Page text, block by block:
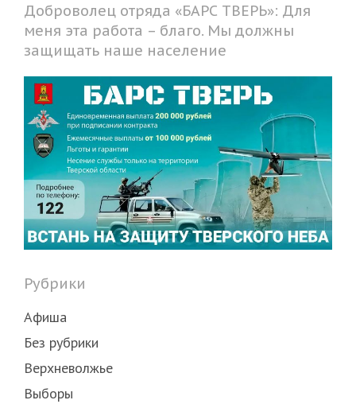
Доброволец отряда «БАРС ТВЕРЬ»: Для
меня эта работа – благо. Мы должны
защищать наше население
Рубрики
Афиша
Без рубрики
Верхневолжье
Выборы